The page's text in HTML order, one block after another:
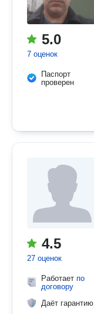
5.0
7 оценок
Паспорт
проверен
4.5
27 оценок
Работает по
договору
Даёт гарантию